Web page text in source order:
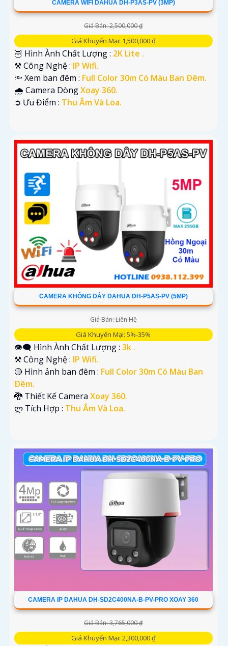
CAMERA WIFI DAHUA DH-P3AS-PV (3MP)
Giá Bán: 2,500,000 ₫
Giá Khuyến Mại: 1,500,000 ₫
🦉 Hình Ành Chất Lượng : 2K Lite .
⚒ Công Nghệ : IP Wifi.
🔦 Xem ban đêm : Full Color 30m Có Màu Ban Ðêm.
🌧️ Camera DòngXoay 360.
️➲ Ưu Điểm : Thu Âm Và Loa.
CAMERA KHÔNG DÂY DAHUA DH-P5AS-PV (5MP)
Giá Bán: Liên Hệ
Giá Khuyến Mại: 5%-35%
👁️‍🗨 Hình Ành Chất Lượng : 3k .
⚒ Công Nghệ : IP Wifi.
🔴 Hình ảnh ban đêm : Full Color 30m Có Màu Ban
Ðêm.
🐉️ Thiết Kế Camera Xoay 360.
️ლ Tích Hợp : Thu Âm Và Loa.
CAMERA IP DAHUA DH-SD2C400NA-B-PV-PRO XOAY 360
Giá Bán: 3,765,000 ₫
Giá Khuyến Mại: 2,300,000 ₫